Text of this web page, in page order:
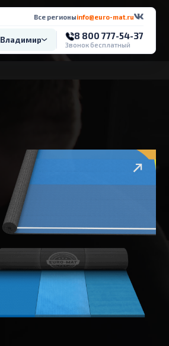
Все регионыinfo@euro-mat.ru
Владимир 8 800 777-54-37
Звонок бесплатный